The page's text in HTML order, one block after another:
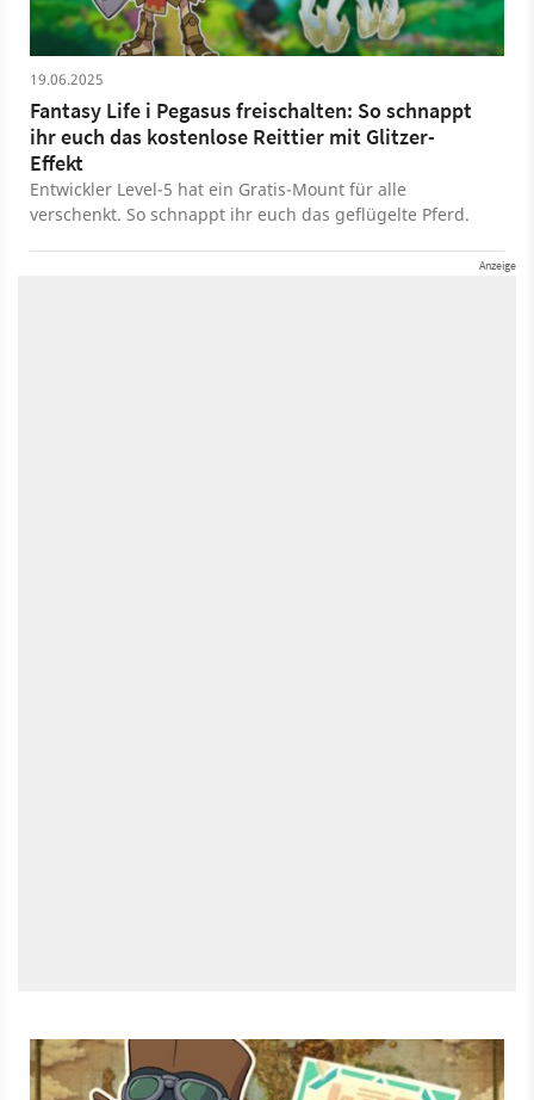
19.06.2025
Fantasy Life i Pegasus freischalten: So schnappt
ihr euch das kostenlose Reittier mit Glitzer-
Effekt
Entwickler Level-5 hat ein Gratis-Mount für alle
verschenkt. So schnappt ihr euch das geflügelte Pferd.